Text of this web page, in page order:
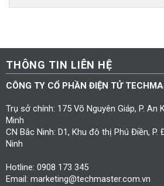
THÔNG TIN LIÊN HỆ
CÔNG TY CỔ PHẦN ĐIỆN TỬ
Trụ sở chính: 175 Võ Nguyên Giáp, P. An
Minh
CN Bắc Ninh: D1, Khu đô thị Phú Điền, P.
Ninh
Hotline: 0908 173 345
Email: marketing@techmaster.com.vn